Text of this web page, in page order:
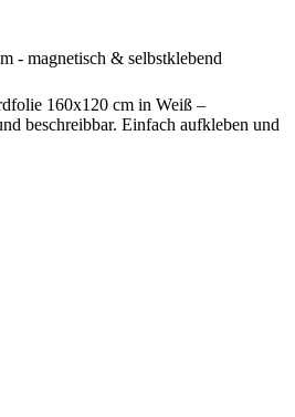
- magnetisch & selbstklebend
160x120 cm in Weiß –
beschreibbar. Einfach aufkleben und